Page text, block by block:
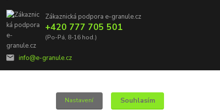
Zákaznická podpora e-granule.cz
+420 777 705 501
(Po-Pá, 8-16 hod.)
info@e-granule.cz
Nastavení Souhlasím